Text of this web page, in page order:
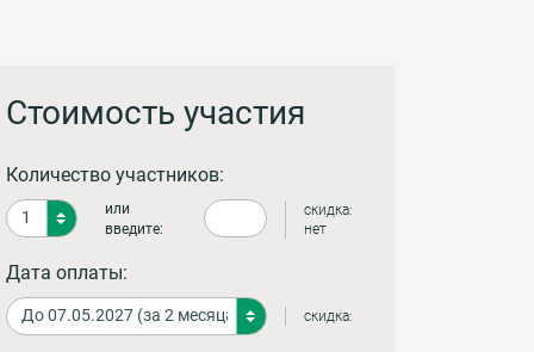
Стоимость участия
Количество участников:
или
введите:
скидка:
нет
Дата оплаты:
скидка: